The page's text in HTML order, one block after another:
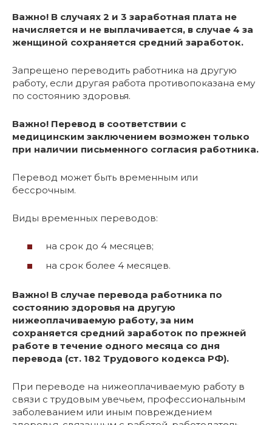
Важно! В случаях 2 и 3 заработная плата не
начисляется и не выплачивается, в случае 4 за
женщиной сохраняется средний заработок.
Запрещено переводить работника на другую
работу, если другая работа противопоказана ему
по состоянию здоровья.
Важно! Перевод в соответствии с
медицинским заключением возможен только
при наличии письменного согласия работника.
Перевод может быть временным или
бессрочным.
Виды временных переводов:
на срок до 4 месяцев;
на срок более 4 месяцев.
Важно! В случае перевода работника по
состоянию здоровья на другую
нижеоплачиваемую работу, за ним
сохраняется средний заработок по прежней
работе в течение одного месяца со дня
перевода (ст. 182 Трудового кодекса РФ).
При переводе на нижеоплачиваемую работу в
связи с трудовым увечьем, профессиональным
заболеванием или иным повреждением